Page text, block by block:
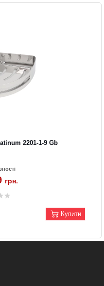
2201-1-9 Gb
грн.
Купити